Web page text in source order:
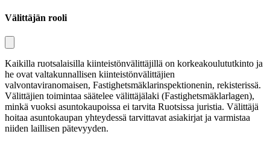
Välittäjän rooli
Kaikilla ruotsalaisilla kiinteistönvälittäjillä on korkeakoulututkinto ja
he ovat valtakunnallisen kiinteistönvälittäjien
valvontaviranomaisen, Fastighetsmäklarinspektionenin, rekisterissä.
Välittäjien toimintaa säätelee välittäjälaki (Fastighetsmäklarlagen),
minkä vuoksi asuntokaupoissa ei tarvita Ruotsissa juristia. Välittäjä
hoitaa asuntokaupan yhteydessä tarvittavat asiakirjat ja varmistaa
niiden laillisen pätevyyden.